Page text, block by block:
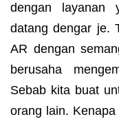
dengan layanan
datang dengar je.
AR dengan
berusaha
Sebab kita buat
orang lain.